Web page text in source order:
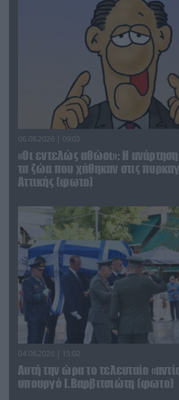
06.08.2026 | 09:03
«Οι εντελώς αθώοι»: Η
τα ζώα που χάθηκαν στις
Αττικής (φωτο)
04.08.2026 | 15:02
Αυτή την ώρα το τελευταίο
υπουργό Ι.Βαρβιτσιώτη (φωτο)